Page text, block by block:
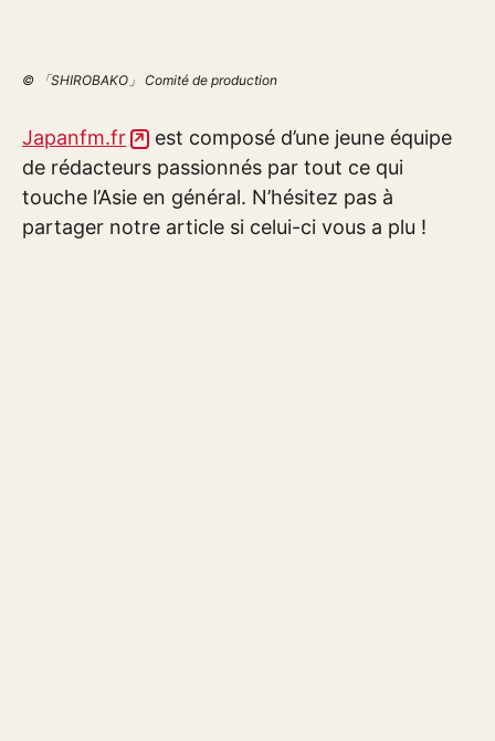
© 「SHIROBAKO」 Comité de production
Japanfm.fr
est composé d’une jeune équipe
de rédacteurs passionnés par tout ce qui
touche l’Asie en général. N’hésitez pas à
partager notre article si celui-ci vous a plu !